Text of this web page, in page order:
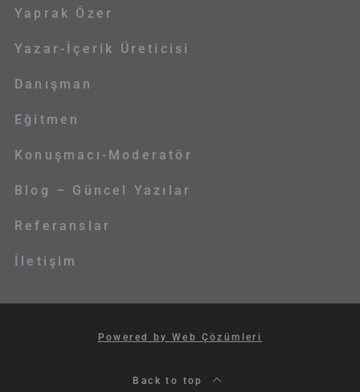
Yaprak Özer
Yazar-İçerik Üreticisi
Danışman
Eğitmen
Konuşmacı-Moderatör
Blog – Güncel Yazılar
Referanslar
İletişim
Powered by Web Çözümleri
Back to top